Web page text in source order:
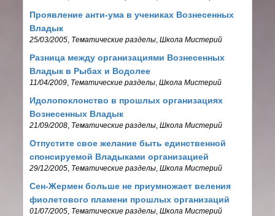
Проявление анти-ума в учениках Вознесенных
Владык
25/03/2005 Тематические разделы ,Школа Мистерий
Разница между организациями Вознесенных
Владык в Рыбах и Водолее
11/04/2009 Тематические разделы ,Школа Мистерий
Идолопоклонство в прошлых организациях
Вознесенных Владык
21/09/2008 Тематические разделы ,Школа Мистерий
Отпустите свое желание быть единственной
спонсируемой Владыками организацией
29/12/2005 Тематические разделы ,Школа Мистерий
Сен-Жермен больше не приумножает веления
фиолетового пламени прошлых организаций
01/07/2005 Тематические разделы ,Школа Мистерий